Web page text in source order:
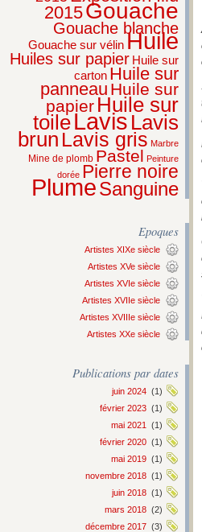
2015Gouache
Gouache blanche
Gouache sur vélinHuile
Huiles sur papier Huile sur
carton Huile sur
panneau Huile sur
papier Huile sur
toileLavis Lavis
brun Lavis gris Marbre
Mine de plomb Pastel Peinture
dorée Pierre noire
PlumeSanguine
Epoques
Artistes XIXe siècle
Artistes XVe siècle
Artistes XVIe siècle
Artistes XVIIe siècle
Artistes XVIIIe siècle
Artistes XXe siècle
Publications par dates
juin 2024 (1)
février 2023 (1)
mai 2021
(1)
février 2020 (1)
mai 2019 (1)
novembre 2018 (1)
juin 2018 (1)
mars 2018 (2)
décembre 2017 (3)